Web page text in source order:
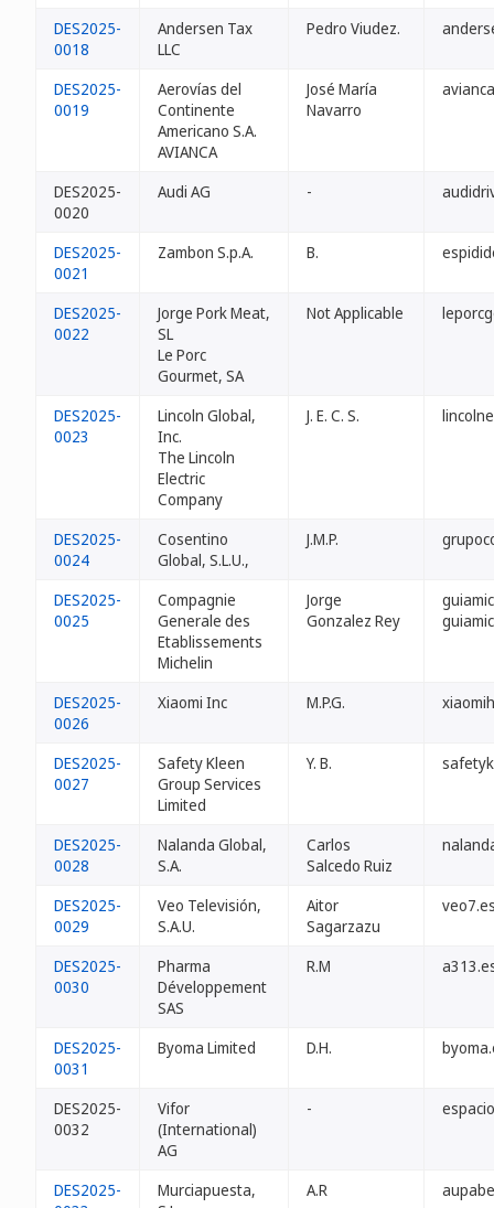
DES2025-
0018
Andersen Tax
LLC
Pedro Viudez.
DES2025-
0019
Aerovías del
Continente
Americano S.A.
AVIANCA
José María
Navarro
DES2025-
0020
Audi AG -
DES2025-
0021
Zambon S.p.A. B.
DES2025-
0022
Jorge Pork Meat,
SL
Le Porc
Gourmet, SA
Not Applicable
DES2025-
0023
Lincoln Global,
Inc.
The Lincoln
Electric
Company
J. E. C. S.
DES2025-
0024
Cosentino
Global, S.L.U.,
J.M.P.
DES2025-
0025
Compagnie
Generale des
Etablissements
Michelin
Jorge
Gonzalez Rey
DES2025-
0026
Xiaomi Inc M.P.G.
DES2025-
0027
Safety Kleen
Group Services
Limited
Y. B.
DES2025-
0028
Nalanda Global,
S.A.
Carlos
Salcedo Ruiz
DES2025-
0029
Veo Televisión,
S.A.U.
Aitor
Sagarzazu
DES2025-
0030
Pharma
Développement
SAS
R.M
DES2025-
0031
Byoma Limited D.H.
DES2025-
0032
Vifor
(International)
AG
-
DES2025-
Murciapuesta,
A.R